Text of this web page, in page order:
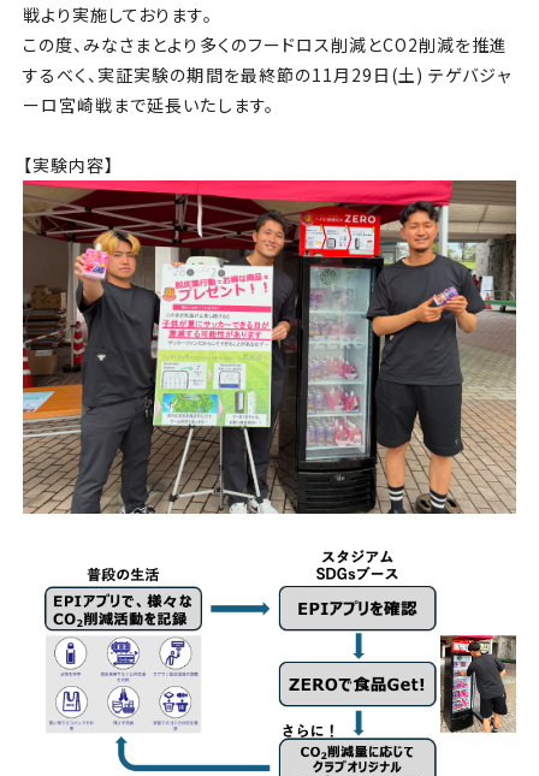
戦より実施しております。
この度、みなさまとより多くのフードロス削減とCO2削減を推進
するべく、実証実験の期間を最終節の11月29日(土) テゲバジャ
ーロ宮崎戦まで延長いたします。
【実験内容】